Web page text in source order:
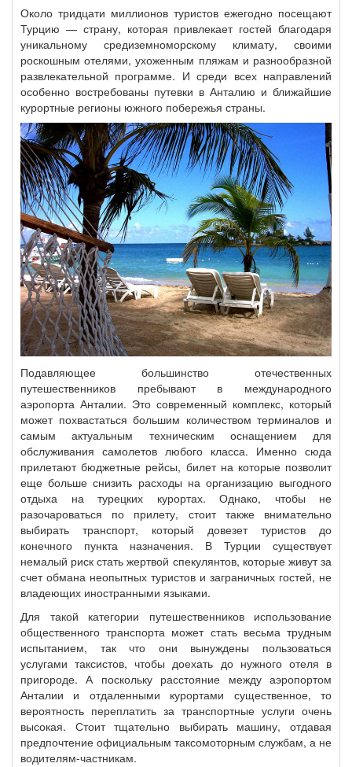
Около тридцати миллионов туристов ежегодно посещают
Турцию — страну, которая привлекает гостей благодаря
уникальному средиземноморскому климату, своими
роскошным отелями, ухоженным пляжам и разнообразной
развлекательной программе. И среди всех направлений
особенно востребованы путевки в Анталию и ближайшие
курортные регионы южного побережья страны.
Подавляющее большинство отечественных
путешественников пребывают в международного
аэропорта Анталии. Это современный комплекс, который
может похвастаться большим количеством терминалов и
самым актуальным техническим оснащением для
обслуживания самолетов любого класса. Именно сюда
прилетают бюджетные рейсы, билет на которые позволит
еще больше снизить расходы на организацию выгодного
отдыха на турецких курортах. Однако, чтобы не
разочароваться по прилету, стоит также внимательно
выбирать транспорт, который довезет туристов до
конечного пункта назначения. В Турции существует
немалый риск стать жертвой спекулянтов, которые живут за
счет обмана неопытных туристов и заграничных гостей, не
владеющих иностранными языками.
Для такой категории путешественников использование
общественного транспорта может стать весьма трудным
испытанием, так что они вынуждены пользоваться
услугами таксистов, чтобы доехать до нужного отеля в
пригороде. А поскольку расстояние между аэропортом
Анталии и отдаленными курортами существенное, то
вероятность переплатить за транспортные услуги очень
высокая. Стоит тщательно выбирать машину, отдавая
предпочтение официальным таксомоторным службам, а не
водителям-частникам.